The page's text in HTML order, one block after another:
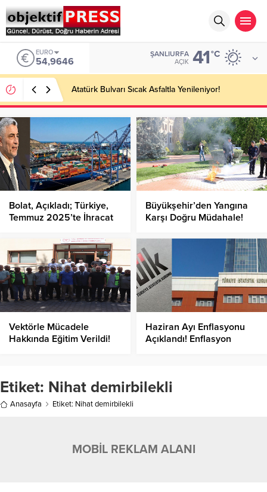
EURO
54,9646
ŞANLIURFA
AÇIK 41°C
Atatürk Bulvarı Sıcak Asfaltla Yenileniyor!
Bolat, Açıkladı; Türkiye,
Temmuz 2025’te İhracat
Büyükşehir’den Yangına
Karşı Doğru Müdahale!
Vektörle Mücadele
Hakkında Eğitim Verildi!
Haziran Ayı Enflasyonu
Açıklandı! Enflasyon
Etiket: Nihat demirbilekli
Anasayfa Etiket: Nihat demirbilekli
MOBİL REKLAM ALANI